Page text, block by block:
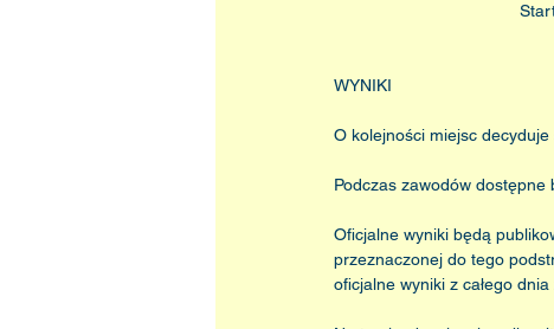
WYNIKI
O kolejności miejsc
Podczas zawodów
Oficjalne wyniki będą
przeznaczonej do tego
oficjalne wyniki z całego dnia